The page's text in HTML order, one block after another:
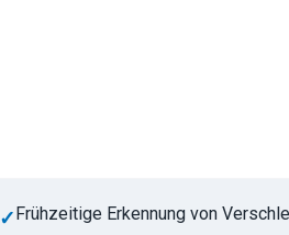
✓Frühzeitige Erkennung von